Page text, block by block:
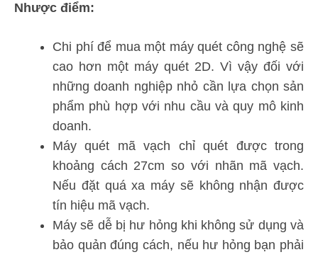
Nhược điểm:
Chi phí để mua một máy quét công nghệ sẽ
cao hơn một máy quét 2D. Vì vậy đối với
những doanh nghiệp nhỏ cần lựa chọn sản
phẩm phù hợp với nhu cầu và quy mô kinh
doanh.
Máy quét mã vạch chỉ quét được trong
khoảng cách 27cm so với nhãn mã vạch.
Nếu đặt quá xa máy sẽ không nhận được
tín hiệu mã vạch.
Máy sẽ dễ bị hư hỏng khi không sử dụng và
bảo quản đúng cách, nếu hư hỏng bạn phải